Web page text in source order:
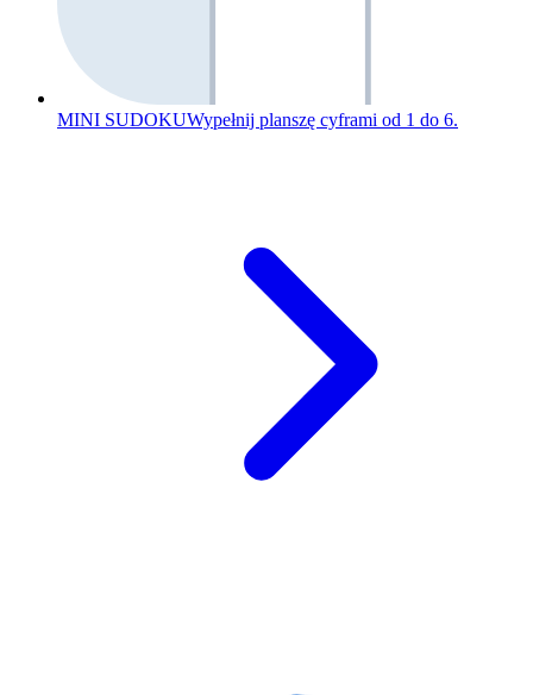
MINI SUDOKUWypełnij planszę cyframi od 1 do 6.